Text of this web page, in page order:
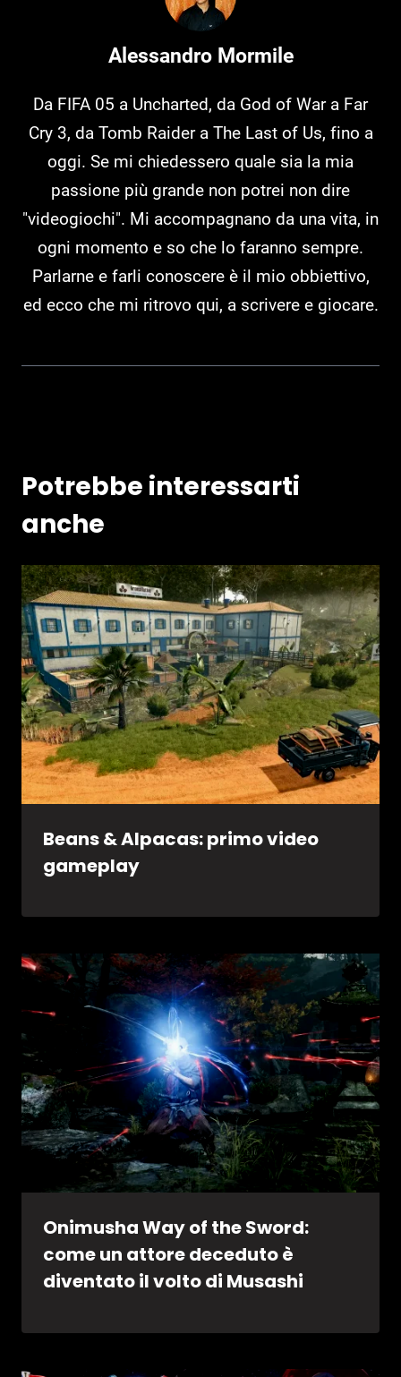
Alessandro Mormile
Da FIFA 05 a Uncharted, da God of War a Far
Cry 3, da Tomb Raider a The Last of Us, fino a
oggi. Se mi chiedessero quale sia la mia
passione più grande non potrei non dire
"videogiochi". Mi accompagnano da una vita, in
ogni momento e so che lo faranno sempre.
Parlarne e farli conoscere è il mio obbiettivo,
ed ecco che mi ritrovo qui, a scrivere e giocare.
Potrebbe interessarti
anche
Beans & Alpacas: primo video
gameplay
Onimusha Way of the Sword:
come un attore deceduto è
diventato il volto di Musashi